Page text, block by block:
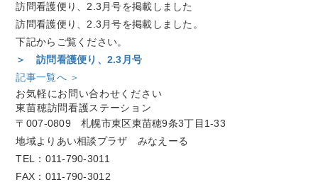
訪問看護便り、2.3月号を掲載しました
訪問看護便り、2.3月号を掲載しました。
下記からご覧ください。
＞ 訪問看護便り、2.3月号
記事一覧へ ＞
お気軽にお問い合わせください
東苗穂訪問看護ステーション
〒007-0809 札幌市東区東苗穂9条3丁目1-33
地域よりあい相談プラザ みなえーる
TEL：011-790-3011
FAX：011-790-3012